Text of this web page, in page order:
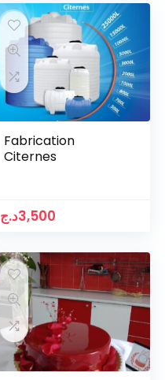
Fabrication
Citernes
3,500د.ج